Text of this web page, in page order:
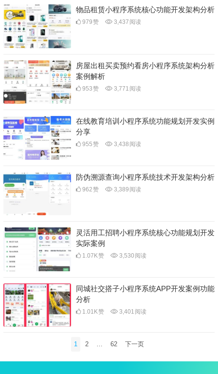
物品租赁小程序系统核心功能开发架构分析
979赞 3,437 阅读
房屋出租买卖预约看房小程序系统架构分析
案例解析
953赞 3,771 阅读
在线教育培训小程序系统功能规划开发实例
分享
955赞 3,438 阅读
防伪溯源查询小程序系统技术开发架构分析
962赞 3,389 阅读
灵活用工招聘小程序系统核心功能规划开发
实际案例
1.07K赞 3,530 阅读
同城社交搭子小程序系统APP开发案例功能
分析
1.01K赞 3,401 阅读
分
1 2 62 下一页